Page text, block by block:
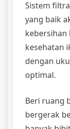
Sistem
yang baik
kesehatan
dengan
optimal.
Beri ruang
bergerak